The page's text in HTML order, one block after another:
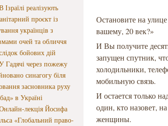
Ізраїлі реалізують
проєкт із
українців з
очей та обличчя
бойових дій
Гадячі через пожежу
синагогу біля
засновника руху
в Україні
лекція Йосифа
«Глобальний право-
Остановите на
вашему, 20 век?»
И Вы получите
запущен спутник,
холодильники,
мобильную связь.
И остается только
один, кто назовет,
женщины.